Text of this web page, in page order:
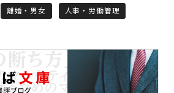
た、ご事情によってはご自宅への出張
相談にも対応可能で、ご高齢の方や遠
親身に事情をお聞きし、ご家族の負担
を軽くし、ご本人の意思を適切に形に
残す。そんな想いをもって、依頼者の
前に見積もりを提示させて頂くシステ
ムを採用しており、後から高額な追加
ん。 分かり易さNo.1！顧客満足度
No.1！の所長が直接対応いたしますの
で、安心してご相談ください。
働者側）中小企業顧問・建築紛争・医
療法務・取り扱い事務所。依頼者の立
相談件数1000件超、刑事100件超、民
事300件超取り扱い。弁護士4名所属の
沖縄の総合法律事務所です。 沖縄弁護
離婚・男女 人事・労働管理